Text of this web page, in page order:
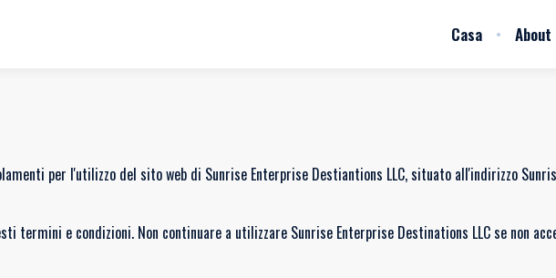
Casa About
per l'utilizzo del sito web di Sunrise Enterprise Destiantions LLC, situato all'indirizzo
termini e condizioni. Non continuare a utilizzare Sunrise Enterprise Destinations LLC se non